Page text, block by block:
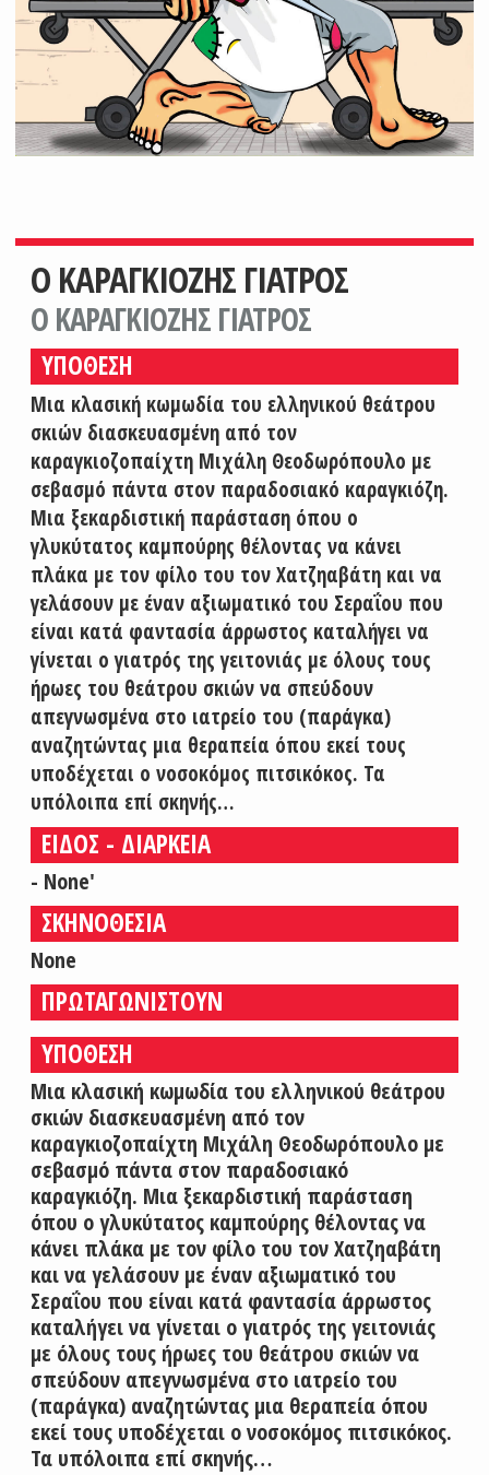
Ο ΚΑΡΑΓΚΙΟΖΗΣ ΓΙΑΤΡΟΣ
Ο ΚΑΡΑΓΚΙΟΖΗΣ ΓΙΑΤΡΟΣ
ΥΠΟΘΕΣΗ
Μια κλασική κωμωδία του ελληνικού θεάτρου
σκιών διασκευασμένη από τον
καραγκιοζοπαίχτη Μιχάλη Θεοδωρόπουλο με
σεβασμό πάντα στον παραδοσιακό καραγκιόζη.
Μια ξεκαρδιστική παράσταση όπου ο
γλυκύτατος καμπούρης θέλοντας να κάνει
πλάκα με τον φίλο του τον Χατζηαβάτη και να
γελάσουν με έναν αξιωματικό του Σεραΐου που
είναι κατά φαντασία άρρωστος καταλήγει να
γίνεται ο γιατρός της γειτονιάς με όλους τους
ήρωες του θεάτρου σκιών να σπεύδουν
απεγνωσμένα στο ιατρείο του (παράγκα)
αναζητώντας μια θεραπεία όπου εκεί τους
υποδέχεται ο νοσοκόμος πιτσικόκος. Τα
υπόλοιπα επί σκηνής…
ΕΙΔΟΣ - ΔΙΑΡΚΕΙΑ
- None'
ΣΚΗΝΟΘΕΣΙΑ
None
ΠΡΩΤΑΓΩΝΙΣΤΟΥΝ
ΥΠΟΘΕΣΗ
Μια κλασική κωμωδία του ελληνικού θεάτρου
σκιών διασκευασμένη από τον
καραγκιοζοπαίχτη Μιχάλη Θεοδωρόπουλο με
σεβασμό πάντα στον παραδοσιακό
καραγκιόζη. Μια ξεκαρδιστική παράσταση
όπου ο γλυκύτατος καμπούρης θέλοντας να
κάνει πλάκα με τον φίλο του τον Χατζηαβάτη
και να γελάσουν με έναν αξιωματικό του
Σεραΐου που είναι κατά φαντασία άρρωστος
καταλήγει να γίνεται ο γιατρός της γειτονιάς
με όλους τους ήρωες του θεάτρου σκιών να
σπεύδουν απεγνωσμένα στο ιατρείο του
(παράγκα) αναζητώντας μια θεραπεία όπου
εκεί τους υποδέχεται ο νοσοκόμος πιτσικόκος.
Τα υπόλοιπα επί σκηνής…